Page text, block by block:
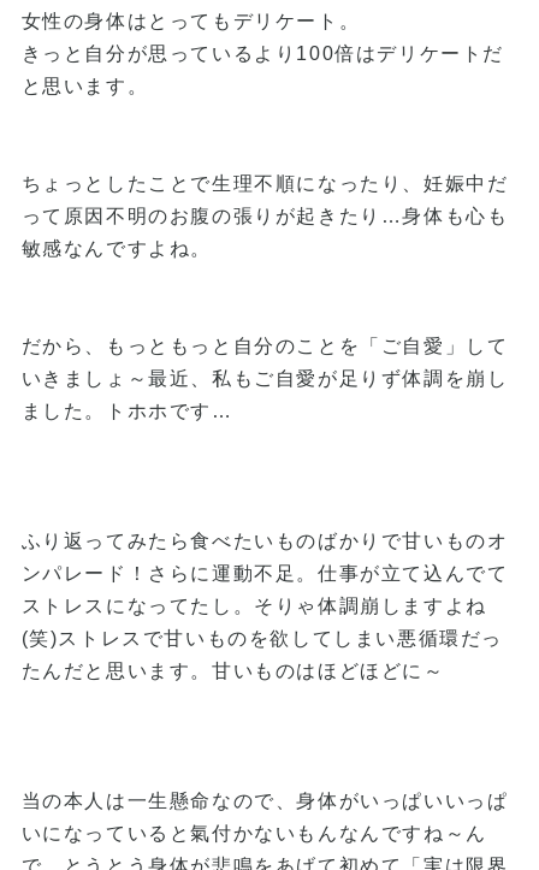
女性の身体はとってもデリケート。
きっと自分が思っているより100倍はデリケートだ
と思います。
ちょっとしたことで生理不順になったり、妊娠中だ
って原因不明のお腹の張りが起きたり…身体も心も
敏感なんですよね。
だから、もっともっと自分のことを「ご自愛」して
いきましょ～最近、私もご自愛が足りず体調を崩し
ました。トホホです…
ふり返ってみたら食べたいものばかりで甘いものオ
ンパレード！さらに運動不足。仕事が立て込んでて
ストレスになってたし。そりゃ体調崩しますよね
(笑)ストレスで甘いものを欲してしまい悪循環だっ
たんだと思います。甘いものはほどほどに～
当の本人は一生懸命なので、身体がいっぱいいっぱ
いになっていると氣付かないもんなんですね～ん
で、とうとう身体が悲鳴をあげて初めて「実は限界